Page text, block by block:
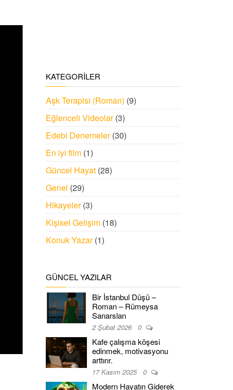
KATEGORILER
Aşk Terapisi (Roman) (9)
Eğlenceli Videolar(3)
Edebi Denemeler(30)
En iyi film(1)
Güncel Hayat(28)
Genel (29)
Hikayeler(3)
Kişisel Gelişim(18)
Konuk Yazar(1)
GÜNCEL YAZILAR
Bir İstanbul Düşü –
Roman – Rümeysa
Sarıarslan
2 Şubat 2026 0
Kafe çalışma köşesi
edinmek, motivasyonu
arttırır.
17 Kasım 2025 0
Modern Hayatın Giderek